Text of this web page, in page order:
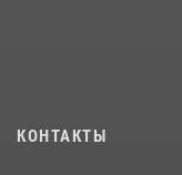
КОНТАКТЫ